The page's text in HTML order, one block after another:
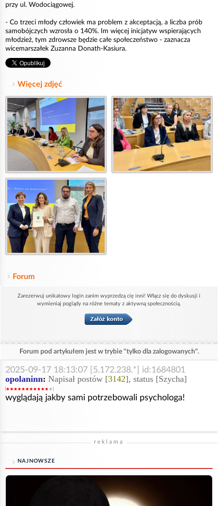
przy ul. Wodociągowej.
- Co trzeci młody człowiek ma problem z akceptacją, a liczba prób
samobójczych wzrosła o 140%. Im więcej inicjatyw wspierających
młodzież, tym zdrowsze będzie całe społeczeństwo - zaznacza
wicemarszałek Zuzanna Donath-Kasiura.
Więcej zdjęć
Forum
Zarezerwuj unikatowy login zanim wyprzedzą cię inni! Włącz się do dyskusji i
wymieniaj poglądy na różne tematy z aktywną społecznością.
Forum pod artykułem jest w trybie "tylko dla zalogowanych".
2025-09-17 18:13:07 [5.172.238.*] id:1684801
opolaninn: Napisał postów [3142], status [Szycha]
wyglądają jakby sami potrzebowali psychologa!
reklama
NAJNOWSZE